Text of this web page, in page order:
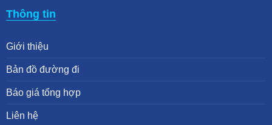
Thông tin
Giới thiệu
Bản đồ đường đi
Báo giá tổng hợp
Liên hệ